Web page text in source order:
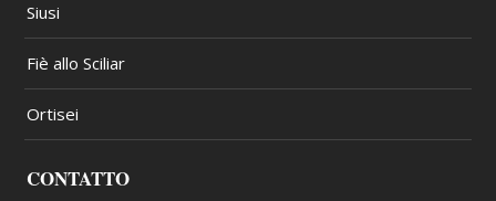
Siusi
Fiè allo Sciliar
Ortisei
CONTATTO